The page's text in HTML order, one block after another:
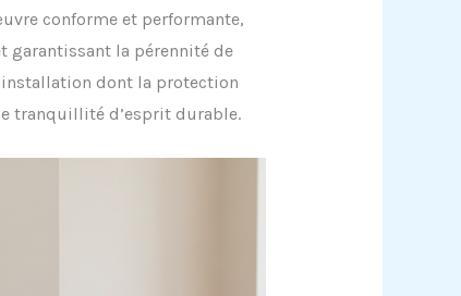
conforme et performante,
garantissant la pérennité de
dont la protection
tranquillité d’esprit durable.